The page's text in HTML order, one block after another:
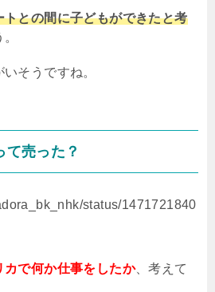
トとの間に子どもができたと考
そうですね。
て売った？
status/1471721840
カで何か仕事をしたか、考えて